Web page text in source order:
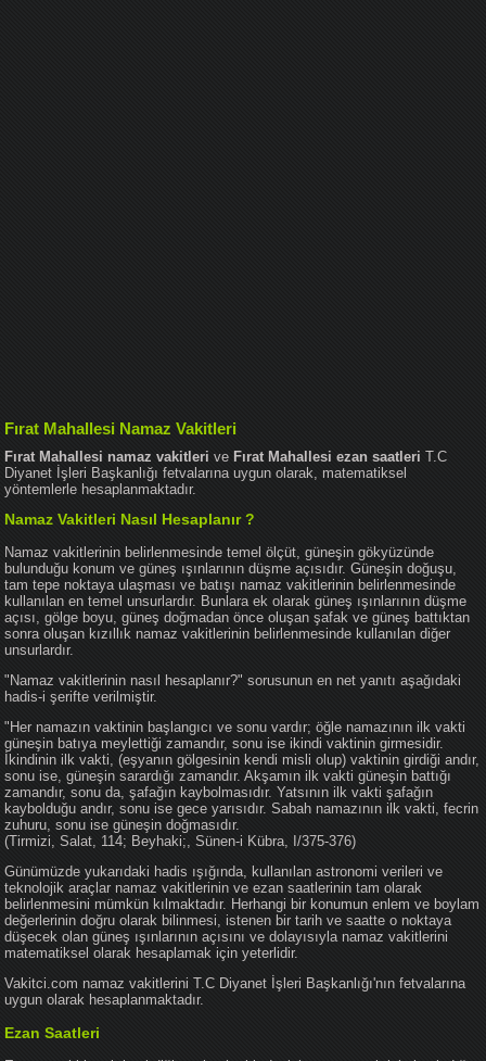
Fırat Mahallesi Namaz Vakitleri
Fırat Mahallesi namaz vakitleri ve Fırat Mahallesi ezan saatleri T.C
Diyanet İşleri Başkanlığı fetvalarına uygun olarak, matematiksel
yöntemlerle hesaplanmaktadır.
Namaz Vakitleri Nasıl Hesaplanır ?
Namaz vakitlerinin belirlenmesinde temel ölçüt, güneşin gökyüzünde
bulunduğu konum ve güneş ışınlarının düşme açısıdır. Güneşin doğuşu,
tam tepe noktaya ulaşması ve batışı namaz vakitlerinin belirlenmesinde
kullanılan en temel unsurlardır. Bunlara ek olarak güneş ışınlarının düşme
açısı, gölge boyu, güneş doğmadan önce oluşan şafak ve güneş battıktan
sonra oluşan kızıllık namaz vakitlerinin belirlenmesinde kullanılan diğer
unsurlardır.
"Namaz vakitlerinin nasıl hesaplanır?" sorusunun en net yanıtı aşağıdaki
hadis-i şerifte verilmiştir.
"Her namazın vaktinin başlangıcı ve sonu vardır; öğle namazının ilk vakti
güneşin batıya meylettiği zamandır, sonu ise ikindi vaktinin girmesidir.
İkindinin ilk vakti, (eşyanın gölgesinin kendi misli olup) vaktinin girdiği andır,
sonu ise, güneşin sarardığı zamandır. Akşamın ilk vakti güneşin battığı
zamandır, sonu da, şafağın kaybolmasıdır. Yatsının ilk vakti şafağın
kaybolduğu andır, sonu ise gece yarısıdır. Sabah namazının ilk vakti, fecrin
zuhuru, sonu ise güneşin doğmasıdır.
(Tirmizi, Salat, 114; Beyhaki;, Sünen-i Kübra, I/375-376)
Günümüzde yukarıdaki hadis ışığında, kullanılan astronomi verileri ve
teknolojik araçlar namaz vakitlerinin ve ezan saatlerinin tam olarak
belirlenmesini mümkün kılmaktadır. Herhangi bir konumun enlem ve boylam
değerlerinin doğru olarak bilinmesi, istenen bir tarih ve saatte o noktaya
düşecek olan güneş ışınlarının açısını ve dolayısıyla namaz vakitlerini
matematiksel olarak hesaplamak için yeterlidir.
Vakitci.com namaz vakitlerini T.C Diyanet İşleri Başkanlığı'nın fetvalarına
uygun olarak hesaplanmaktadır.
Ezan Saatleri